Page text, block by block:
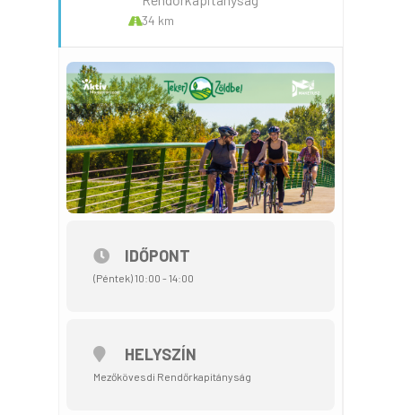
34 km
IDŐPONT
(Péntek) 10:00 - 14:00
HELYSZÍN
Mezőkövesdi Rendőrkapitányság